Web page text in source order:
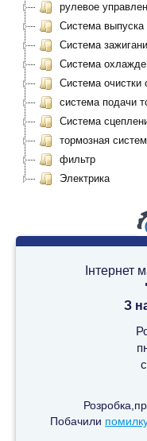
рулевое
Система выпуска
Система
Система
Система очистки
система подачи
Система
тормозная
фильтр
Электрика
Інтернет
З
Побачили